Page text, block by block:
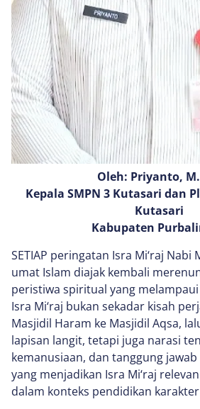
Oleh: Priyanto,
Kepala SMPN 3 Kutasari dan
Kutasari
Kabupaten
SETIAP peringatan Isra Mi‘raj Nabi
umat Islam diajak kembali
peristiwa spiritual yang
Isra Mi‘raj bukan sekadar kisah
Masjidil Haram ke Masjidil Aqsa,
lapisan langit, tetapi juga narasi
kemanusiaan, dan tanggung
yang menjadikan Isra Mi‘raj
dalam konteks pendidikan